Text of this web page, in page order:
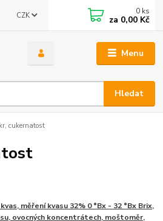
Menu
CZK
Hledat
0 ks
za 0,00 Kč
cukernatost
měření kvasu 32% 0 °Bx - 32 °Bx Brix,
ovocných koncentrátech, moštoměr,